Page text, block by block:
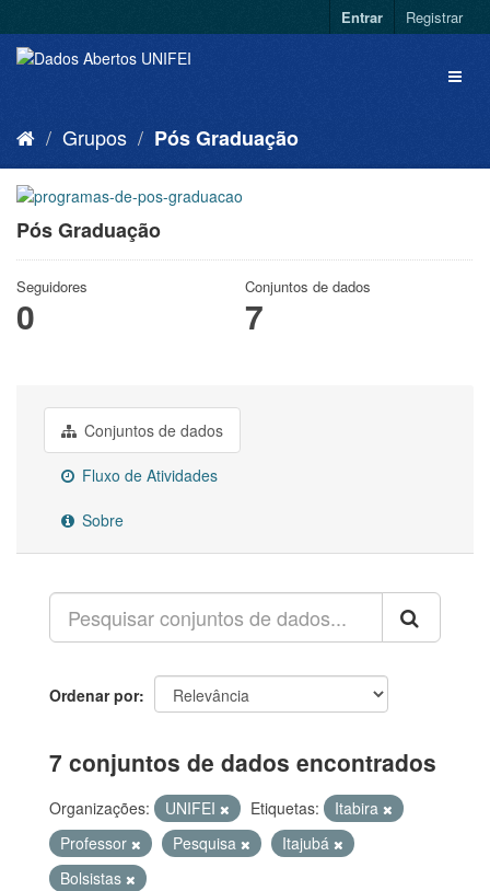
Entrar Registrar
Grupos Pós Graduação
Pós Graduação
Seguidores
0
Conjuntos de dados
7
Conjuntos de dados
Fluxo de Atividades
Sobre
Ordenar por
7 conjuntos de dados encontrados
Organizações: UNIFEI Etiquetas:
Itabira
Professor
Pesquisa
Itajubá
Bolsistas